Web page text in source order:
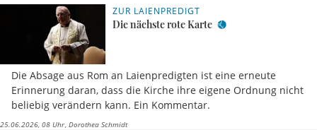
ZUR LAIENPREDIGT
Die nächste rote Karte
Die Absage aus Rom an Laienpredigten ist eine erneute
Erinnerung daran, dass die Kirche ihre eigene Ordnung nicht
beliebig verändern kann. Ein Kommentar.
25.06.2026, 08 Uhr Dorothea Schmidt